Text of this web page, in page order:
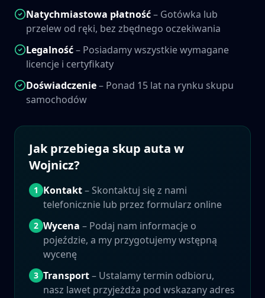
Natychmiastowa płatność– Gotówka lub
przelew od ręki, bez zbędnego oczekiwania
Legalność– Posiadamy wszystkie wymagane
licencje i certyfikaty
Doświadczenie– Ponad 15 lat na rynku skupu
samochodów
Jak przebiega skup auta w
Wojnicz?
1 Kontakt– Skontaktuj się z nami
telefonicznie lub przez formularz online
2 Wycena – Podaj nam informacje o
pojeździe, a my przygotujemy wstępną
wycenę
3 Transport– Ustalamy termin odbioru,
nasz lawet przyjeżdża pod wskazany adres